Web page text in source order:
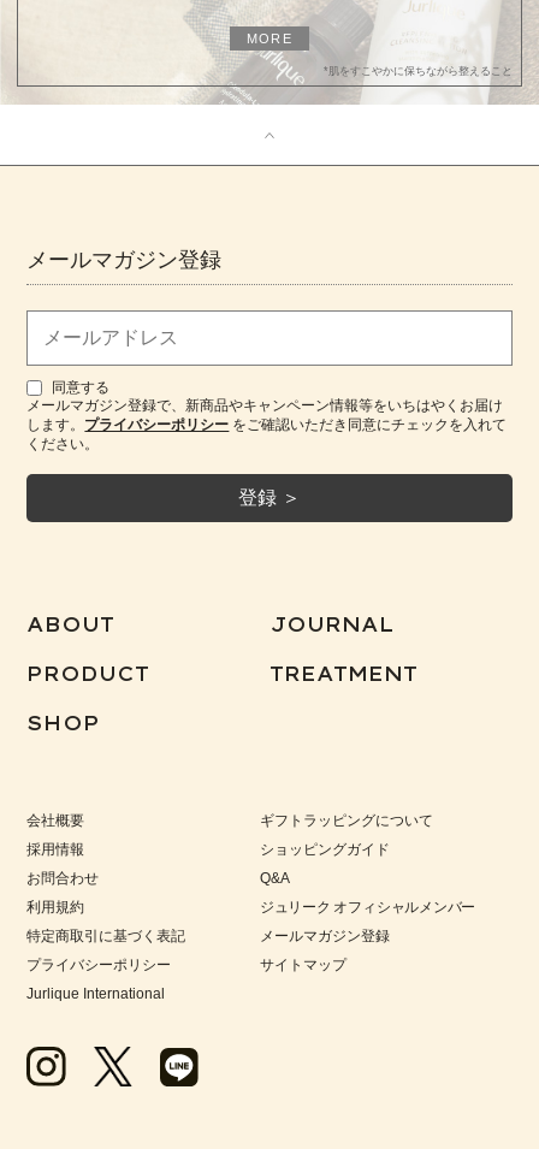
MORE
*肌をすこやかに保ちながら整えること
メールマガジン登録
同意する
メールマガジン登録で、新商品やキャンペーン情報等をいちはやくお届け
します。 プライバシーポリシー をご確認いただき同意にチェックを入れて
ください。
ABOUT JOURNAL
PRODUCT TREATMENT
SHOP
会社概要
採用情報
お問合わせ
利用規約
特定商取引に基づく表記
プライバシーポリシー
Jurlique International
ギフトラッピングについて
ショッピングガイド
Q&A
ジュリーク オフィシャルメンバー
メールマガジン登録
サイトマップ